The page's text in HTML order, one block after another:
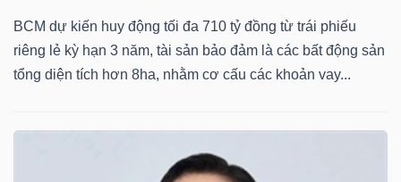
BCM dự kiến huy động tối đa 710 tỷ đồng từ trái phiếu
riêng lẻ kỳ hạn 3 năm, tài sản bảo đảm là các bất động sản
tổng diện tích hơn 8ha, nhằm cơ cấu các khoản vay...
(-)
Tất cả Người nội bộ Người liên quan